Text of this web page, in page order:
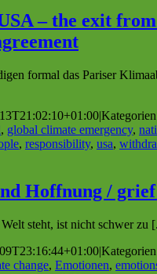
– the exit
formal das Pariser
|
, global climate emergency,
, responsibility, usa,
Hoffnung / grief
steht, ist nicht schwer zu
|
change, Emotionen,